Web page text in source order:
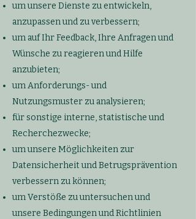
um unsere Dienste zu entwickeln,
anzupassen und zu verbessern;
um auf Ihr Feedback, Ihre Anfragen und
Wünsche zu reagieren und Hilfe
anzubieten;
um Anforderungs- und
Nutzungsmuster zu analysieren;
für sonstige interne, statistische und
Recherchezwecke;
um unsere Möglichkeiten zur
Datensicherheit und Betrugsprävention
verbessern zu können;
um Verstöße zu untersuchen und
unsere Bedingungen und Richtlinien